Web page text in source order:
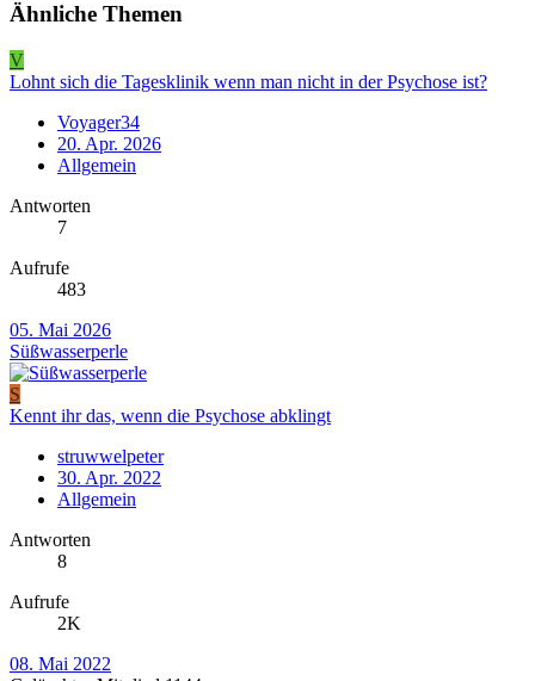
Ähnliche Themen
V
Lohnt sich die Tagesklinik wenn man nicht in der Psychose ist?
Voyager34
20. Apr. 2026
Allgemein
Antworten
7
Aufrufe
483
05. Mai 2026
Süßwasserperle
S
Kennt ihr das, wenn die Psychose abklingt
struwwelpeter
30. Apr. 2022
Allgemein
Antworten
8
Aufrufe
2K
08. Mai 2022